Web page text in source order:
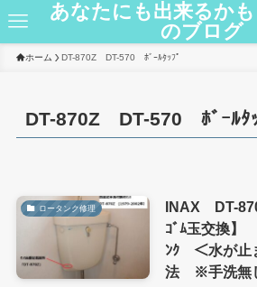
あなたにも出来るか
のブログ
ホーム DT-870Z DT-570 ﾎﾞｰﾙﾀｯﾌﾟ
DT-870Z DT-570 ﾎﾞｰﾙﾀ
ロータンク修理
INAX DT-
ｺﾞﾑ玉交換】
ﾝｸ ＜水が止
法 ※手洗無